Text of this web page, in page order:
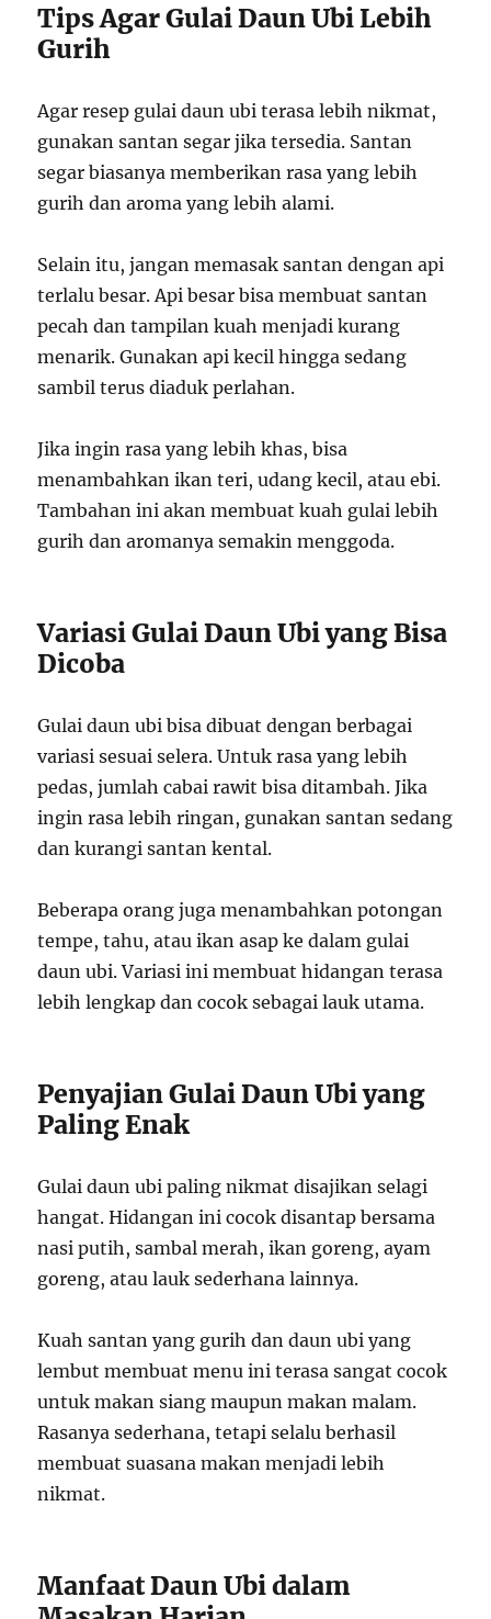
Tips Agar Gulai Daun Ubi Lebih
Gurih
Agar resep gulai daun ubi terasa lebih nikmat,
gunakan santan segar jika tersedia. Santan
segar biasanya memberikan rasa yang lebih
gurih dan aroma yang lebih alami.
Selain itu, jangan memasak santan dengan api
terlalu besar. Api besar bisa membuat santan
pecah dan tampilan kuah menjadi kurang
menarik. Gunakan api kecil hingga sedang
sambil terus diaduk perlahan.
Jika ingin rasa yang lebih khas, bisa
menambahkan ikan teri, udang kecil, atau ebi.
Tambahan ini akan membuat kuah gulai lebih
gurih dan aromanya semakin menggoda.
Variasi Gulai Daun Ubi yang Bisa
Dicoba
Gulai daun ubi bisa dibuat dengan berbagai
variasi sesuai selera. Untuk rasa yang lebih
pedas, jumlah cabai rawit bisa ditambah. Jika
ingin rasa lebih ringan, gunakan santan sedang
dan kurangi santan kental.
Beberapa orang juga menambahkan potongan
tempe, tahu, atau ikan asap ke dalam gulai
daun ubi. Variasi ini membuat hidangan terasa
lebih lengkap dan cocok sebagai lauk utama.
Penyajian Gulai Daun Ubi yang
Paling Enak
Gulai daun ubi paling nikmat disajikan selagi
hangat. Hidangan ini cocok disantap bersama
nasi putih, sambal merah, ikan goreng, ayam
goreng, atau lauk sederhana lainnya.
Kuah santan yang gurih dan daun ubi yang
lembut membuat menu ini terasa sangat cocok
untuk makan siang maupun makan malam.
Rasanya sederhana, tetapi selalu berhasil
membuat suasana makan menjadi lebih
nikmat.
Manfaat Daun Ubi dalam